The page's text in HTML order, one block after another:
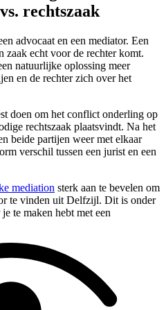
rechtszaak
advocaat en een mediator. Een
zaak echt voor de rechter komt.
natuurlijke oplossing meer
en de rechter zich over het
doen om het conflict onderling op
rechtszaak plaatsvindt. Na het
beide partijen weer met elkaar
verschil tussen een jurist en een
mediation sterk aan te bevelen om
te vinden uit Delfzijl. Dit is onder
te maken hebt met een